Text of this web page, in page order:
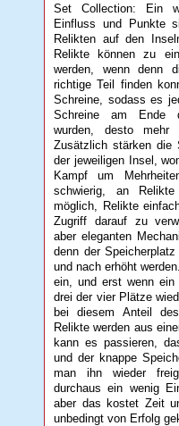
Set Collection: Ein
Einfluss und Punkte
Relikten auf den
Relikte können zu
werden, wenn denn
richtige Teil finden
Schreine, sodass es
Schreine am Ende
wurden, desto mehr
Zusätzlich stärken die
der jeweiligen Insel,
Kampf um
schwierig, an
möglich, Relikte
Zugriff darauf zu
aber eleganten
denn der
und nach erhöht
ein, und erst wenn ein
drei der vier Plätze
bei diesem Anteil
Relikte werden aus
kann es passieren,
und der knappe
man ihn wieder
durchaus ein wenig
aber das kostet Zeit
unbedingt von Erfolg